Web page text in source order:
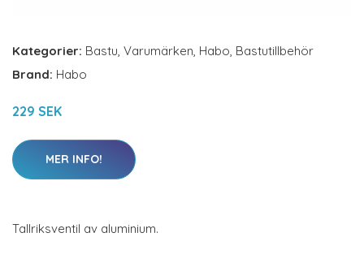
Kategorier: Bastu, Varumärken, Habo, Bastutillbehör
Brand: Habo
229 SEK
MER INFO!
Tallriksventil av aluminium.